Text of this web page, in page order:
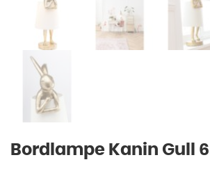
Bordlampe Kanin Gull